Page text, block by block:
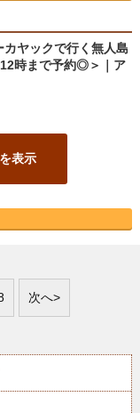
ヤックで行く無人島
時まで予約◎＞｜ア
表示
次へ>